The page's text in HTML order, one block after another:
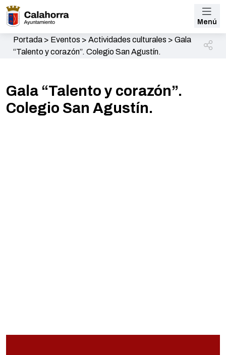
Menú
Portada> Eventos > Actividades culturales > Gala
“Talento y corazón”. Colegio San Agustín.
Gala “Talento y corazón”.
Colegio San Agustín.